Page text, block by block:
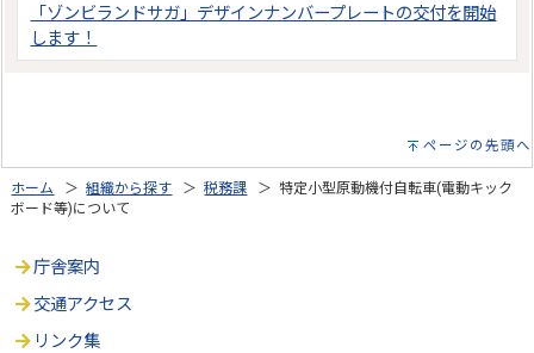
「ゾンビランドサガ」デザインナンバープレートの交付を開始
します！
ページの先頭へ
ホーム ＞組織から探す ＞税務課 ＞ 特定小型原動機付自転車(電動キック
ボード等)について
庁舎案内
交通アクセス
リンク集